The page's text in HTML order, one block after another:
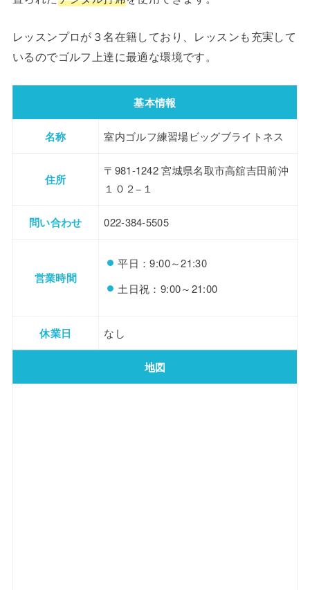
レッスンプロが３名在籍しており、レッスンも充実して
いるのでゴルフ上達に最適な環境です。
基本情報
名称 室内ゴルフ練習場ビッグブライトネス
住所
〒981-1242 宮城県名取市高舘吉田前沖
１０２−１
問い合わせ 022-384-5505
営業時間
平日：9:00～21:30
土日祝：9:00～21:00
休業日 なし
地図